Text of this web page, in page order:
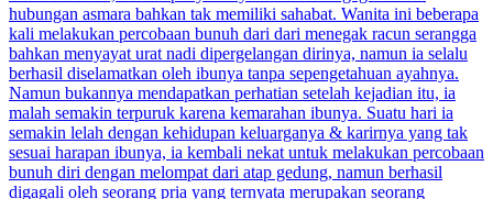
hubungan asmara bahkan tak memiliki sahabat. Wanita ini beberapa
kali melakukan percobaan bunuh dari dari menegak racun serangga
bahkan menyayat urat nadi dipergelangan dirinya, namun ia selalu
berhasil diselamatkan oleh ibunya tanpa sepengetahuan ayahnya.
Namun bukannya mendapatkan perhatian setelah kejadian itu, ia
malah semakin terpuruk karena kemarahan ibunya. Suatu hari ia
semakin lelah dengan kehidupan keluarganya & karirnya yang tak
sesuai harapan ibunya, ia kembali nekat untuk melakukan percobaan
bunuh diri dengan melompat dari atap gedung, namun berhasil
digagali oleh seorang pria yang ternyata merupakan seorang